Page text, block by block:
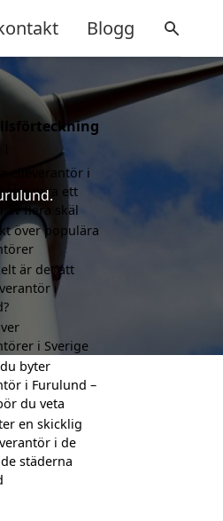
Blogg
elleverantör i
kan vara ett
av flera skäl
över populära
är det att
i
i Sverige
byter
i Furulund –
du veta
en skicklig
i de
städerna